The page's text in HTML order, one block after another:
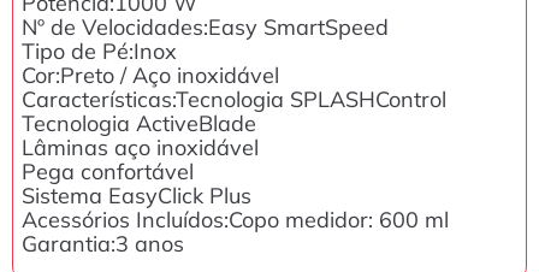
Nº de Velocidades:Easy SmartSpeed
Tipo de Pé:Inox
Cor:Preto / Aço inoxidável
Características:Tecnologia SPLASHControl
Tecnologia ActiveBlade
Lâminas aço inoxidável
Pega confortável
Sistema EasyClick Plus
Acessórios Incluídos:Copo medidor: 600 ml
Garantia:3 anos